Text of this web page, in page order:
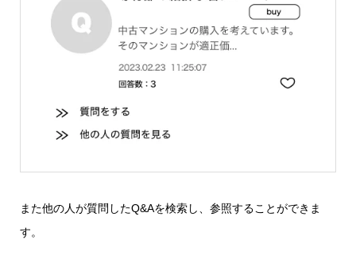
また他の人が質問したQ&Aを検索し、参照することができま
す。